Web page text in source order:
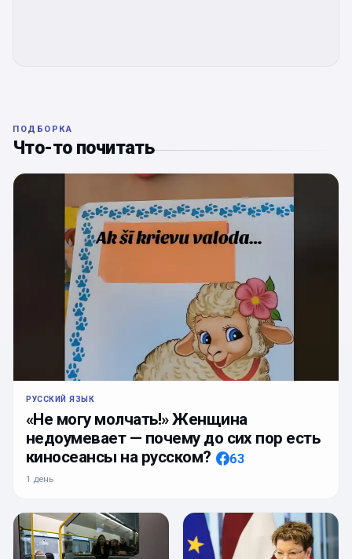
ПОДБОРКА
Что-то почитать
РУССКИЙ ЯЗЫК
«Не могу молчать!» Женщина
недоумевает — почему до сих пор есть
киносеансы на русском?
63
1 день